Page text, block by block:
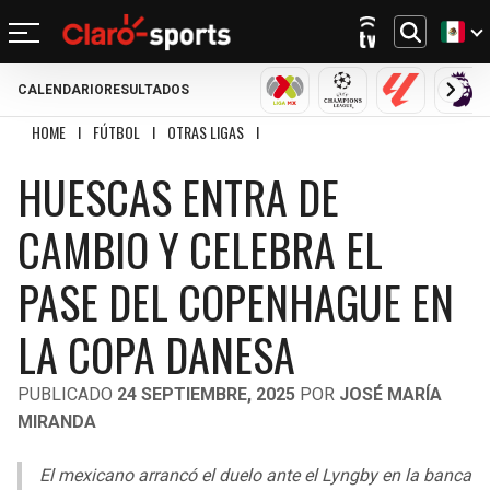
REGRESAR
MUNDIAL 2026
LIGA MX
SELECCIÓN MEXICANA
CONCACHAMPIONS
FÚTBOL DE ESTUFA
REGRESAR
CHAMPIONS LEAGUE
LALIGA
PREMIER LEAGUE
SERIE A
BUNDESLIGA
REGRESAR
FÓRMULA 1
NASCAR
REGRESAR
BILLS
DOLPHINS
PATRIOTS
JETS
BRONCOS
REGRESAR
CELTICS
NETS
KNICKS
76ERS
RAPTORS
REGRESAR
MEXICANO
MLB
REGRESAR
CICLISMO
TENIS
BOXEO
GOLF
UFC
REGRESAR
TENDENCIAS
MÚSICA
CINE Y TV
VIDEOJUEGOS
CALENDARIO RESULTADOS
LIGA MXCHAMPIONS
LALIGA
HOME I FÚTBOL I OTRAS LIGAS I
HUESCAS ENTRA DE
CAMBIO Y CELEBRA EL
PASE DEL COPENHAGUE EN
LA COPA DANESA
PUBLICADO 24 SEPTIEMBRE, 2025 POR JOSÉ MARÍA
MIRANDA
El mexicano arrancó el duelo ante el Lyngby en la banca